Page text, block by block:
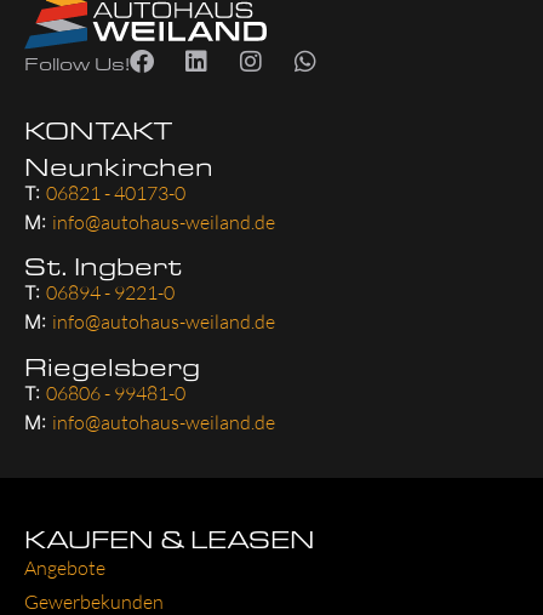
Follow Us!
KONTAKT
Neunkirchen
T: 06821 - 40173-0
M: info@autohaus-weiland.de
St. Ingbert
T: 06894 - 9221-0
M: info@autohaus-weiland.de
Riegelsberg
T: 06806 - 99481-0
M: info@autohaus-weiland.de
KAUFEN & LEASEN
Ange­bo­te
Gewer­be­kun­den